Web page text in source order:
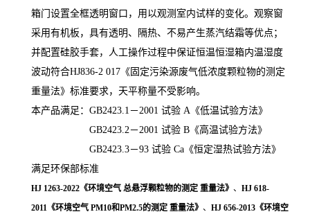
箱门设置全框透明窗口，用以观测室内试样的变化。观察窗
采用有机板，具有透明、隔热、不易产生蒸汽结霜等优点；
并配置硅胶手套，人工操作过程中保证恒温恒湿箱内温湿度
波动符合HJ836-2 017 《 固定污染源废气低浓度颗粒物的测定
重量法》标准要求，天平称量不受影响。
本产品满足： GB2423.1－2001 试验 A《低温试验方法》
GB2423.2－2001 试验 B《高温试验方法》
GB2423.3－93 试验 Ca《恒定湿热试验方法》
满足环保部标准
HJ 1263-2022《环境空气 总悬浮颗粒物的测定 重量法》 、 HJ 618-
2011《环境空气 PM10和PM2.5的测定 重量法》 、 HJ 656-2013《环境空